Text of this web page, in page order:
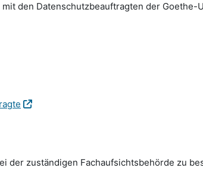
den Datenschutz­beauftragten der Goethe-
der zuständigen Fachauf­sichts­behörde zu